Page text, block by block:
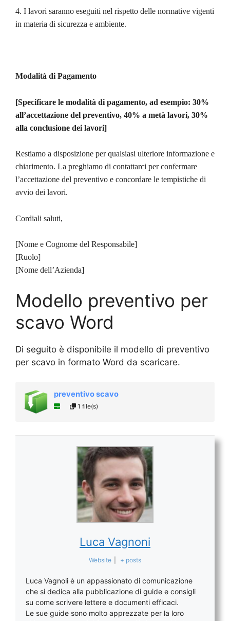
4. I lavori saranno eseguiti nel rispetto delle normative vigenti
in materia di sicurezza e ambiente.
Modalità di Pagamento
[Specificare le modalità di pagamento, ad esempio: 30%
all’accettazione del preventivo, 40% a metà lavori, 30%
alla conclusione dei lavori]
Restiamo a disposizione per qualsiasi ulteriore informazione e
chiarimento. La preghiamo di contattarci per confermare
l’accettazione del preventivo e concordare le tempistiche di
avvio dei lavori.
Cordiali saluti,
[Nome e Cognome del Responsabile]
[Ruolo]
[Nome dell’Azienda]
Modello preventivo per
scavo Word
Di seguito è disponibile il modello di preventivo
per scavo in formato Word da scaricare.
preventivo scavo
1 file(s)
Luca Vagnoni
Website + posts
Luca Vagnoli è un appassionato di comunicazione
che si dedica alla pubblicazione di guide e consigli
su come scrivere lettere e documenti efficaci.
Le sue guide sono molto apprezzate per la loro